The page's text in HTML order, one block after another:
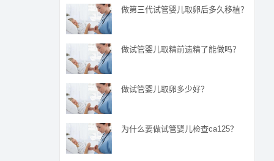
做第三代试管婴儿取卵后多久移植？
做试管婴儿取精前遗精了能做吗？
做试管婴儿取卵多少好？
为什么要做试管婴儿检查ca125？